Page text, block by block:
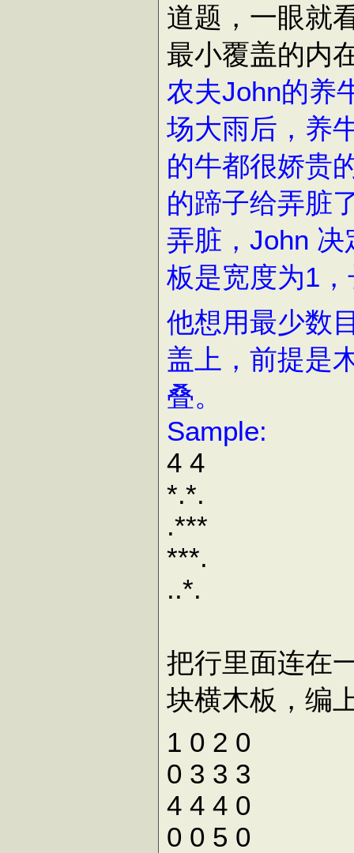
道题，一眼就
最小覆盖的内
农夫John的养
场大雨后，养
的牛都很娇贵
的蹄子给弄脏
弄脏，John
板是宽度为1
他想用最少数
盖上，前提是
叠。
Sample:
4 4
*.*.
.***
***.
..*.
把行里面连在
块横木板，编
1 0 2 0
0 3 3 3
4 4 4 0
0 0 5 0